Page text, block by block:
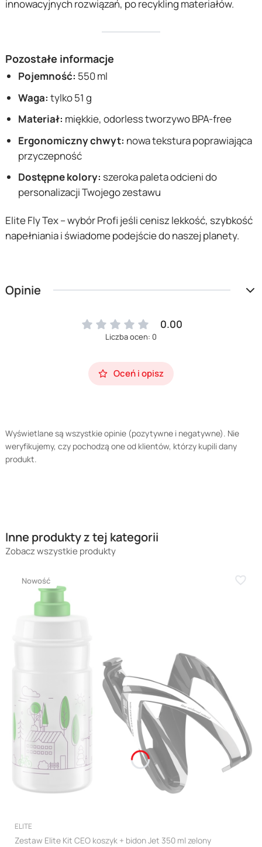
innowacyjnych rozwiązań, po recykling materiałów.
Pozostałe informacje
Pojemność: 550 ml
Waga: tylko 51 g
Materiał: miękkie, odorless tworzywo BPA-free
Ergonomiczny chwyt: nowa tekstura poprawiająca
przyczepność
Dostępne kolory: szeroka paleta odcieni do
personalizacji Twojego zestawu
Elite Fly Tex – wybór Profi jeśli cenisz lekkość, szybkość
napełniania i świadome podejście do naszej planety.
Opinie
0.00
Liczba ocen: 0
Oceń i opisz
Wyświetlane są wszystkie opinie (pozytywne i negatywne). Nie
weryfikujemy, czy pochodzą one od klientów, którzy kupili dany
produkt.
Inne produkty z tej kategorii
Zobacz wszystkie produkty
Nowość
PRODUCENT
ELITE
Zestaw Elite Kit CEO koszyk + bidon Jet 350 ml zelony